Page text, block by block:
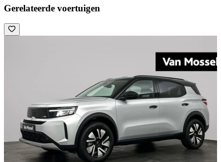
Gerelateerde voertuigen